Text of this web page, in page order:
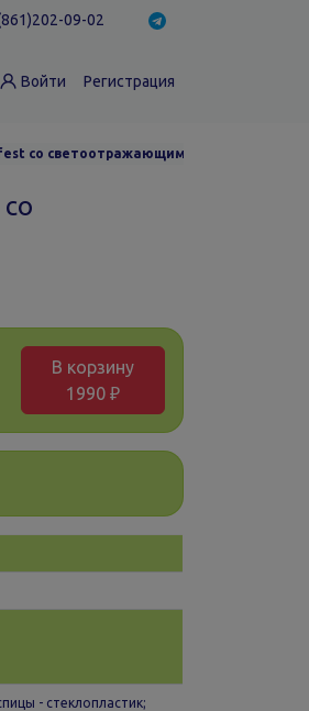
09-02
Войти Регистрация
со светоотражающим куполом, серый
В корзину
1990 ₽
- стеклопластик;